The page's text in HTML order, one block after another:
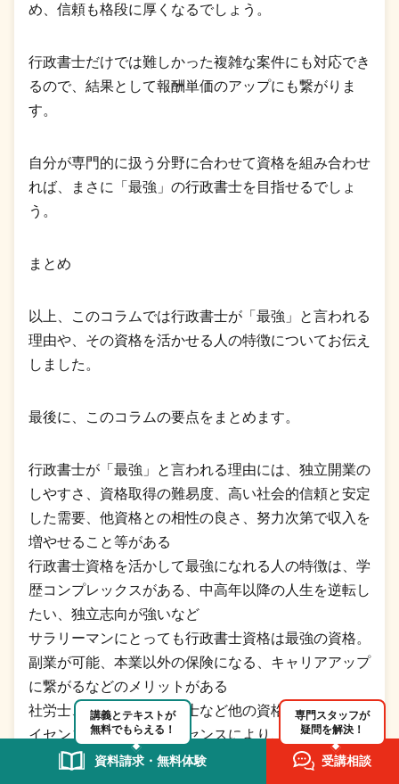
め、信頼も格段に厚くなるでしょう。
行政書士だけでは難しかった複雑な案件にも対応でき
るので、結果として報酬単価のアップにも繋がりま
す。
自分が専門的に扱う分野に合わせて資格を組み合わせ
れば、まさに「最強」の行政書士を目指せるでしょ
う。
まとめ
以上、このコラムでは行政書士が「最強」と言われる
理由や、その資格を活かせる人の特徴についてお伝え
しました。
最後に、このコラムの要点をまとめます。
行政書士が「最強」と言われる理由には、独立開業の
しやすさ、資格取得の難易度、高い社会的信頼と安定
した需要、他資格との相性の良さ、努力次第で収入を
増やせること等がある
行政書士資格を活かして最強になれる人の特徴は、学
歴コンプレックスがある、中高年以降の人生を逆転し
たい、独立志向が強いなど
サラリーマンにとっても行政書士資格は最強の資格。
副業が可能、本業以外の保険になる、キャリアアップ
に繋がるなどのメリットがある
社労士、司法書士、宅建士など他の資格とのダブルラ
イセンス・トリプルライセンスにより、さらに最強の
人材へとステップアップできる
講義とテキストが
無料でもらえる！
資料請求・無料体験
専門スタッフが
疑問を解決！
受講相談